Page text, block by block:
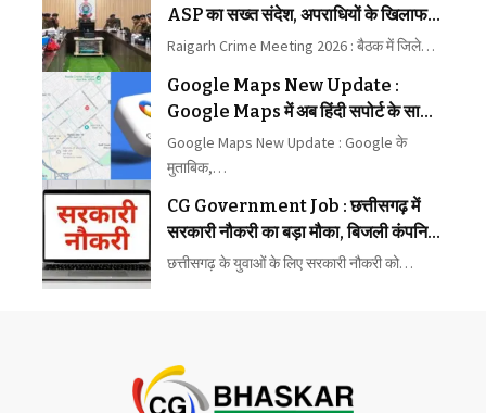
ASP का सख्त संदेश, अपराधियों के खिलाफ
कार्रवाई में न बरतें ढिलाई
Raigarh Crime Meeting 2026 : बैठक में जिले…
Google Maps New Update :
Google Maps में अब हिंदी सपोर्ट के साथ
मिलेगा बेहतर नेविगेशन
Google Maps New Update : Google के
मुताबिक,…
CG Government Job : छत्तीसगढ़ में
सरकारी नौकरी का बड़ा मौका, बिजली कंपनियों
में पहली बार 1235 पदों पर भर्ती
छत्तीसगढ़ के युवाओं के लिए सरकारी नौकरी को…